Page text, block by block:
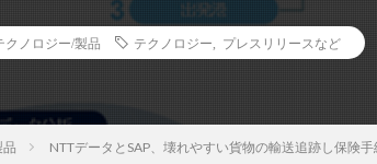
クノロジー/製品 テクノロジー プレスリリースなど
NTTデータとSAP、壊れやすい貨物の輸送追跡し保険